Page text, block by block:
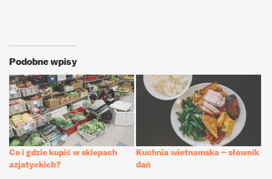
Podobne wpisy
Co i gdzie kupić w sklepach
azjatyckich?
Kuchnia wietnamska – słownik
dań